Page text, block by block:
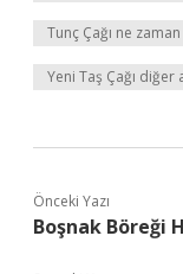
Tunç Çağı ne zaman
Yeni Taş Çağı diğer
Önceki Yazı
Boşnak Böreği